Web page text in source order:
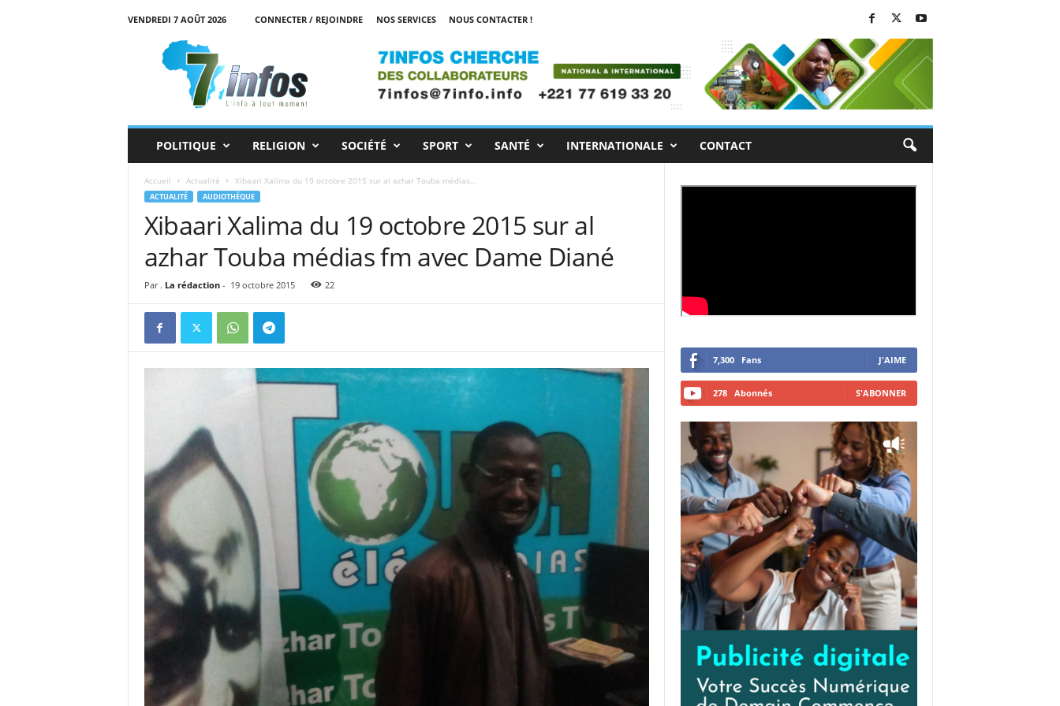
VENDREDI 7 AOÛT 2026 CONNECTER / REJOINDRE NOS SERVICES
NOUS CONTACTER !
POLITIQUE RELIGION SOCIÉTÉ SPORT SANTÉ INTERNATIONALE CONTACT
Accueil Actualité Xibaari Xalima du 19 octobre 2015 sur al azhar Touba médias...
ACTUALITÉ AUDIOTHÉQUE
Xibaari Xalima du 19 octobre 2015 sur al
azhar Touba médias fm avec Dame Diané
Par . La rédaction- 19 octobre 2015 22
7,300 Fans J'AIME
278 Abonnés S'ABONNER